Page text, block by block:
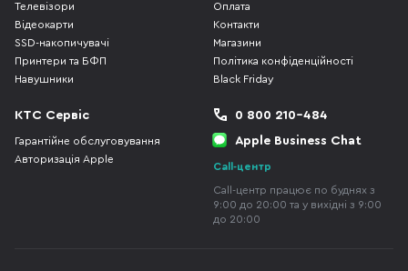
Телевізори
Відеокарти
SSD-накопичувачі
Принтери та БФП
Навушники
Оплата
Контакти
Магазини
Політика конфіденційності
Black Friday
КТС Сервіс
Гарантійне обслуговування
Авторизація Apple
0 800 210-484
Apple Business Chat
Call-центр
Call-центр працює по буднях з
9:00 до 20:00 та у вихідні з 9:00
до 20:00